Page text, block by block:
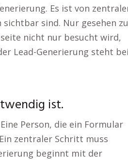
Es ist von
sind. Nur gesehen zu
nicht nur besucht wird,
Lead-Generierung steht bei
ist.
Person, die ein Formular
zentraler Schritt muss
beginnt mit der